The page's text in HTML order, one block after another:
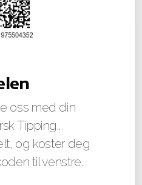
oss med din
Tipping..
og koster deg
til venstre.